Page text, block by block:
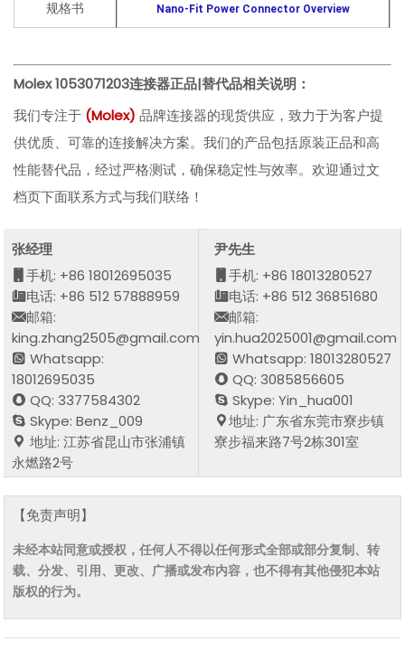
规格书 Nano-Fit Power Connector Overview
Molex 1053071203连接器正品|替代品相关说明：
我们专注于 (Molex)品牌连接器的现货供应，致力于为客户提
供优质、可靠的连接解决方案。我们的产品包括原装正品和高
性能替代品，经过严格测试，确保稳定性与效率。欢迎通过文
档页下面联系方式与我们联络！
张经理
手机: +86 18012695035
电话: +86 512 57888959
邮箱:
king.zhang2505@gmail.com
Whatsapp:
18012695035
QQ: 3377584302
Skype: Benz_009
地址: 江苏省昆山市张浦镇
永燃路2号
尹先生
手机: +86 18013280527
电话: +86 512 36851680
邮箱:
yin.hua2025001@gmail.com
Whatsapp: 18013280527
QQ: 3085856605
Skype: Yin_hua001
地址: 广东省东莞市寮步镇
寮步福来路7号2栋301室
【免责声明】
未经本站同意或授权，任何人不得以任何形式全部或部分复制、转
载、分发、引用、更改、广播或发布内容，也不得有其他侵犯本站
版权的行为。